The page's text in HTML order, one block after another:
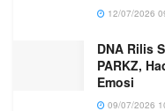
12/07/2026
DNA Rilis
PARKZ,
Emosi
09/07/2026